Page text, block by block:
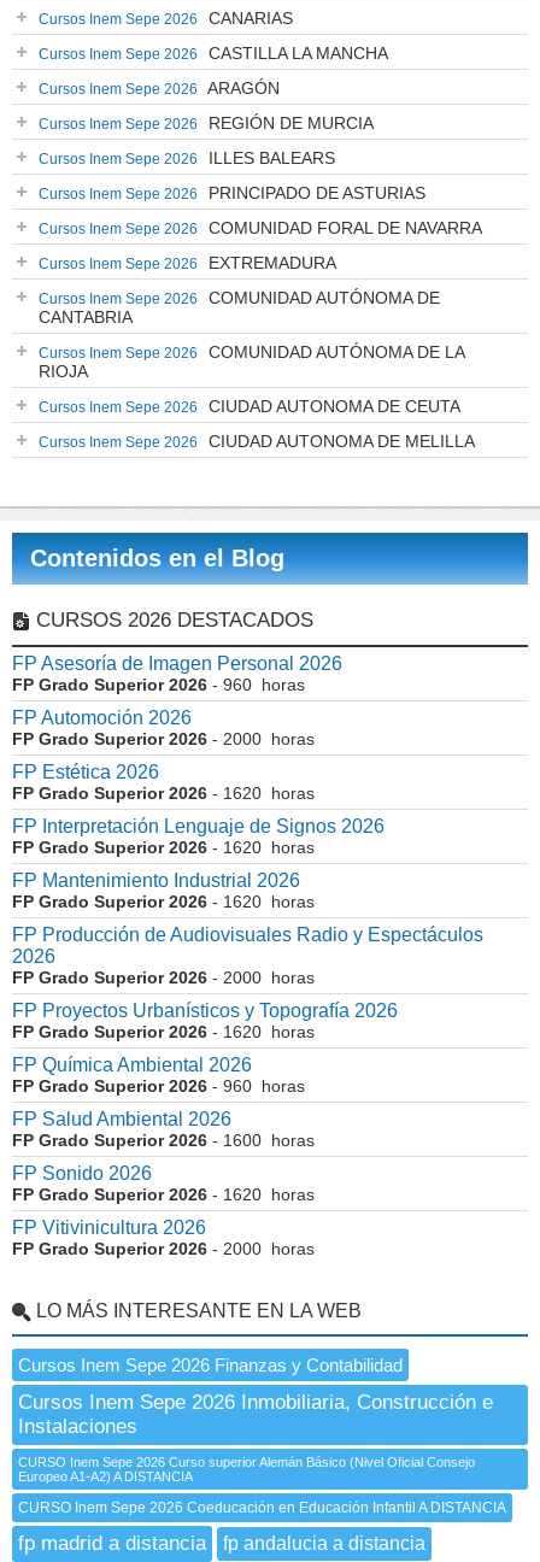
Cursos Inem Sepe 2026 CANARIAS
Cursos Inem Sepe 2026 CASTILLA LA MANCHA
Cursos Inem Sepe 2026 ARAGÓN
Cursos Inem Sepe 2026 REGIÓN DE MURCIA
Cursos Inem Sepe 2026 ILLES BALEARS
Cursos Inem Sepe 2026 PRINCIPADO DE ASTURIAS
Cursos Inem Sepe 2026 COMUNIDAD FORAL DE NAVARRA
Cursos Inem Sepe 2026 EXTREMADURA
Cursos Inem Sepe 2026
COMUNIDAD AUTÓNOMA DE
CANTABRIA
Cursos Inem Sepe 2026
COMUNIDAD AUTÓNOMA DE LA
RIOJA
Cursos Inem Sepe 2026 CIUDAD AUTONOMA DE CEUTA
Cursos Inem Sepe 2026 CIUDAD AUTONOMA DE MELILLA
Contenidos en el Blog
CURSOS 2026 DESTACADOS
FP Asesoría de Imagen Personal 2026
FP Grado Superior 2026 - 960 horas
FP Automoción 2026
FP Grado Superior 2026 - 2000 horas
FP Estética 2026
FP Grado Superior 2026 - 1620 horas
FP Interpretación Lenguaje de Signos 2026
FP Grado Superior 2026 - 1620 horas
FP Mantenimiento Industrial 2026
FP Grado Superior 2026 - 1620 horas
FP Producción de Audiovisuales Radio y Espectáculos
2026
FP Grado Superior 2026 - 2000 horas
FP Proyectos Urbanísticos y Topografía 2026
FP Grado Superior 2026 - 1620 horas
FP Química Ambiental 2026
FP Grado Superior 2026 - 960 horas
FP Salud Ambiental 2026
FP Grado Superior 2026 - 1600 horas
FP Sonido 2026
FP Grado Superior 2026 - 1620 horas
FP Vitivinicultura 2026
FP Grado Superior 2026 - 2000 horas
LO MÁS INTERESANTE EN LA WEB
Cursos Inem Sepe 2026 Finanzas y Contabilidad
Cursos Inem Sepe 2026 Inmobiliaria, Construcción e
Instalaciones
CURSO Inem Sepe 2026 Curso superior Alemán Básico (Nivel Oficial Consejo
Europeo A1-A2) A DISTANCIA
CURSO Inem Sepe 2026 Coeducación en Educación Infantil A DISTANCIA
fp madrid a distancia fp andalucia a distancia